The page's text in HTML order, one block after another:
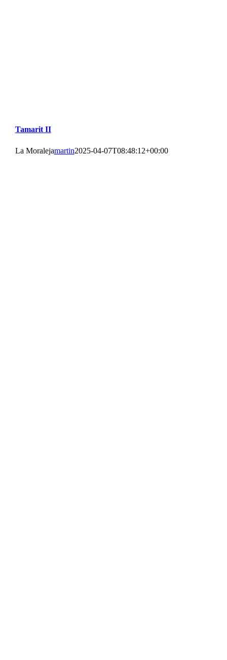
Tamarit II
La Moralejamartin2025-04-07T08:48:12+00:00